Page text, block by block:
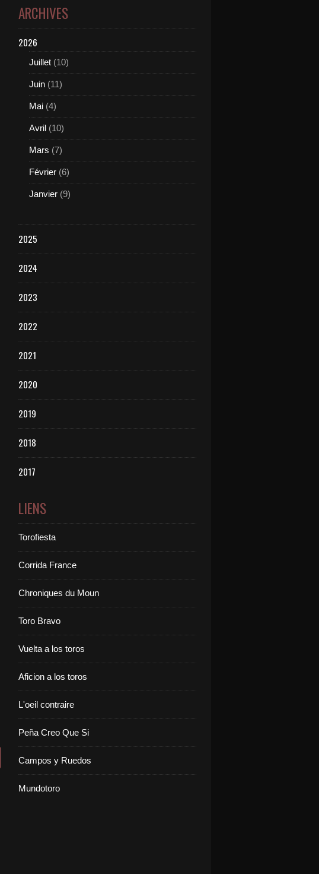
ARCHIVES
2026
Juillet (10)
Juin (11)
Mai (4)
Avril (10)
Mars (7)
Février (6)
Janvier (9)
2025
2024
2023
2022
2021
2020
2019
2018
2017
LIENS
Torofiesta
Corrida France
Chroniques du Moun
Toro Bravo
Vuelta a los toros
Aficion a los toros
L'oeil contraire
Peña Creo Que Si
Campos y Ruedos
Mundotoro